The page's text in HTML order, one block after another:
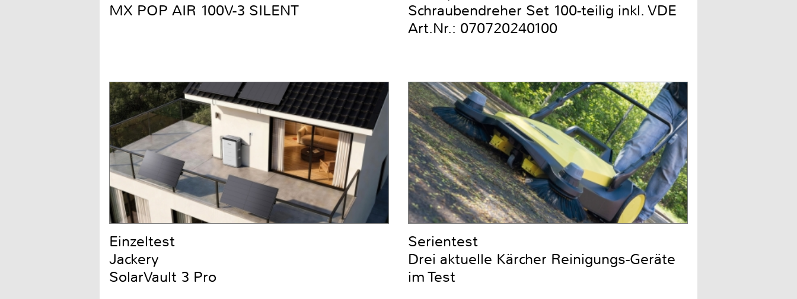
MX POP AIR 100V-3 SILENT
Schraubendreher Set 100-teilig inkl. VDE
Art.Nr.: 070720240100
Einzeltest
Jackery
SolarVault 3 Pro
Serientest
Drei aktuelle Kärcher Reinigungs-Geräte
im Test